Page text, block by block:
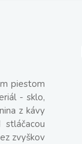
piestom
- sklo,
z kávy
zvyškov